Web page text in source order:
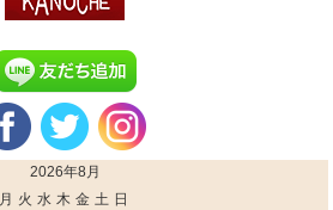
2026年8月
月 火 水 木 金 土 日